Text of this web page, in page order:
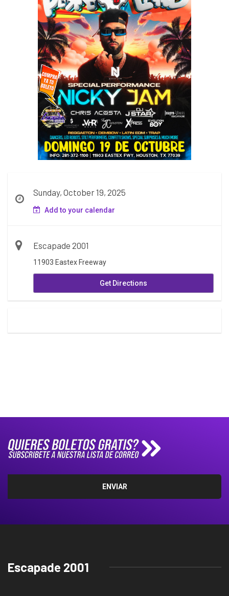
Sunday, October 19, 2025
Add to your calendar
Escapade 2001
11903 Eastex Freeway
Get Directions
Escapade 2001